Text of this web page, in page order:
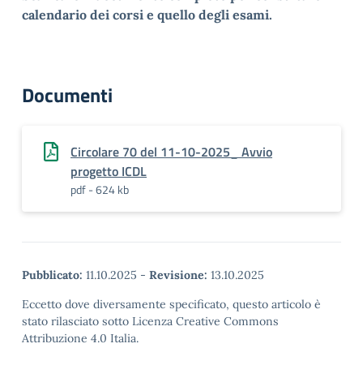
calendario dei corsi e quello degli esami.
Documenti
Circolare 70 del 11-10-2025_ Avvio
progetto ICDL
pdf - 624 kb
Pubblicato: 11.10.2025 - Revisione: 13.10.2025
Eccetto dove diversamente specificato, questo articolo è
stato rilasciato sotto Licenza Creative Commons
Attribuzione 4.0 Italia.